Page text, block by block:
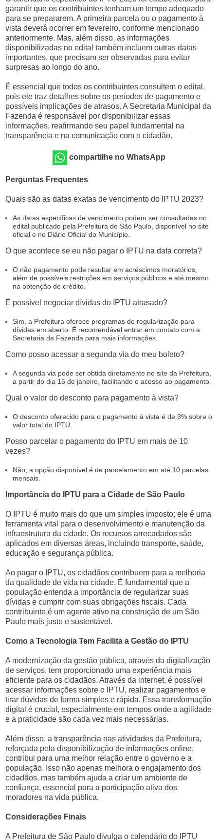
garantir que os contribuintes tenham um tempo adequado
para se prepararem. A primeira parcela ou o pagamento à
vista deverá ocorrer em fevereiro, conforme mencionado
anteriormente. Mas, além disso, as informações
disponibilizadas no edital também incluem outras datas
importantes, que precisam ser observadas para evitar
surpresas ao longo do ano.
É essencial que todos os contribuintes consultem o edital,
pois ele traz detalhes sobre os períodos de pagamento e
possíveis implicações de atrasos. A Secretaria Municipal da
Fazenda é responsável por disponibilizar essas
informações, reafirmando seu papel fundamental na
transparência e na comunicação com o cidadão.
compartilhe no WhatsApp
Perguntas Frequentes
Quais são as datas exatas de vencimento do IPTU 2023?
As datas específicas de vencimento podem ser consultadas no
edital publicado pela Prefeitura de São Paulo, disponível no site
oficial e no Diário Oficial do Município.
O que acontece se eu não pagar o IPTU na data correta?
O não pagamento pode resultar em acréscimos moratórios,
além de possíveis restrições em serviços públicos e até mesmo
na obtenção de crédito.
É possível negociar dívidas do IPTU atrasado?
Sim, a Prefeitura oferece programas de regularização para
dívidas em aberto. É recomendável entrar em contato com a
Secretaria da Fazenda para mais informações.
Como posso acessar a segunda via do meu boleto?
A segunda via pode ser obtida diretamente no site da Prefeitura,
a partir do dia 15 de janeiro, facilitando o acesso ao pagamento.
Qual o valor do desconto para pagamento à vista?
O desconto oferecido para o pagamento à vista é de 3% sobre o
valor total do IPTU.
Posso parcelar o pagamento do IPTU em mais de 10
vezes?
Não, a opção disponível é de parcelamento em até 10 parcelas
mensais.
Importância do IPTU para a Cidade de São Paulo
O IPTU é muito mais do que um simples imposto; ele é uma
ferramenta vital para o desenvolvimento e manutenção da
infraestrutura da cidade. Os recursos arrecadados são
aplicados em diversas áreas, incluindo transporte, saúde,
educação e segurança pública.
Ao pagar o IPTU, os cidadãos contribuem para a melhoria
da qualidade de vida na cidade. É fundamental que a
população entenda a importância de regularizar suas
dívidas e cumprir com suas obrigações fiscais. Cada
contribuinte é um agente ativo na construção de um São
Paulo mais justo e sustentável.
Como a Tecnologia Tem Facilita a Gestão do IPTU
A modernização da gestão pública, através da digitalização
de serviços, tem proporcionado uma experiência mais
eficiente para os cidadãos. Através da internet, é possível
acessar informações sobre o IPTU, realizar pagamentos e
tirar dúvidas de forma simples e rápida. Essa transformação
digital é crucial, especialmente em tempos onde a agilidade
e a praticidade são cada vez mais necessárias.
Além disso, a transparência nas atividades da Prefeitura,
reforçada pela disponibilização de informações online,
contribui para uma melhor relação entre o governo e a
população. Isso não apenas melhora o engajamento dos
cidadãos, mas também ajuda a criar um ambiente de
confiança, essencial para a participação ativa dos
moradores na vida pública.
Considerações Finais
A Prefeitura de São Paulo divulga o calendário do IPTU